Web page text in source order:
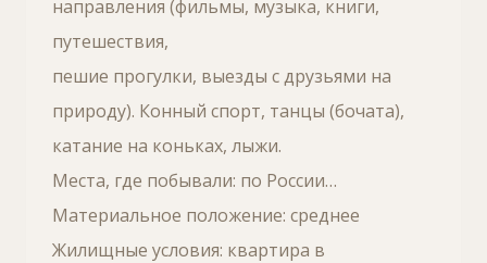
направления (фильмы, музыка, книги,
путешествия,
пешие прогулки, выезды с друзьями на
природу). Конный спорт, танцы (бочата),
катание на коньках, лыжи.
Места, где побывали: по России…
Материальное положение: среднее
Жилищные условия: квартира в